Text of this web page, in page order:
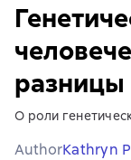
О роли
AuthorKathryn